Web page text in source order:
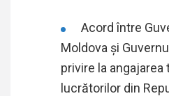
Acord între
Moldova și
privire la angajarea
lucrătorilor din